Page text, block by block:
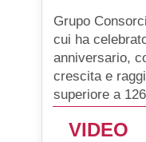
Grupo
cui ha
anniversario,
crescita e
superiore a
VIDEO